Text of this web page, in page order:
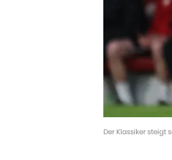
Der Klassiker